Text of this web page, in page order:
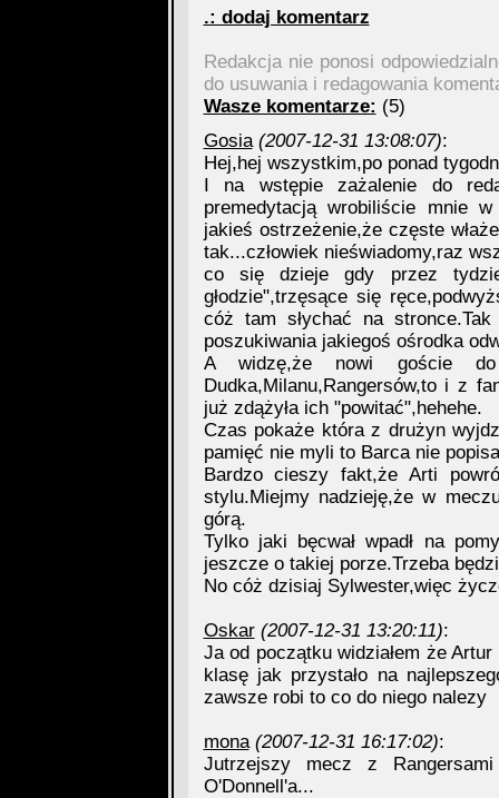
.: dodaj komentarz
Redakcja nie ponosi
do usuwania i redagowania
Wasze komentarze: (5)
Gosia (2007-12-31 13:08:07):
Hej,hej wszystkim,po ponad
I na wstępie zażalenie do
premedytacją wrobiliście mnie
jakieś ostrzeżenie,że częste
tak...człowiek nieświadomy,raz
co się dzieje gdy przez
głodzie",trzęsące się
cóż tam słychać na
poszukiwania jakiegoś ośrodka
A widzę,że nowi goście do
Dudka,Milanu,Rangersów,to i z
już zdążyła ich "powitać",hehehe.
Czas pokaże która z drużyn
pamięć nie myli to Barca nie
Bardzo cieszy fakt,że Arti
stylu.Miejmy nadzieję,że w
górą.
Tylko jaki bęcwał wpadł na
jeszcze o takiej porze.Trzeba
No cóż dzisiaj Sylwester,więc
Oskar (2007-12-31 13:20:11):
Ja od początku widziałem że
klasę jak przystało na
zawsze robi to co do niego nalezy
mona (2007-12-31 16:17:02):
Jutrzejszy mecz z
O'Donnell'a...